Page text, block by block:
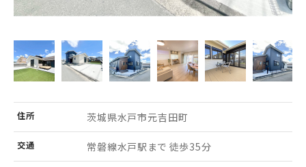
住所 茨城県水戸市元吉田町
交通 常磐線水戸駅まで 徒歩35分